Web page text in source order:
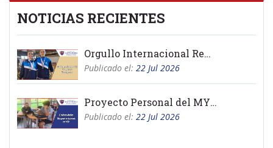
NOTICIAS RECIENTES
Orgullo Internacional Remo
Publicado el: 22 Jul 2026
Proyecto Personal del MYP 2026
Publicado el: 22 Jul 2026